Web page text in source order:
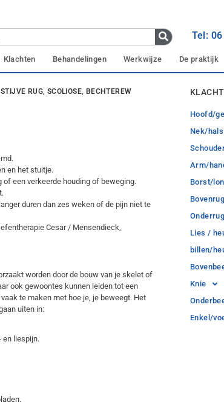
Tel:
Klachten Behandelingen Werkwijze De praktijk
RUG, SCOLIOSE, BECHTEREW
en het stuitje.
een verkeerde houding of beweging.
duren dan zes weken of de pijn niet te
Cesar / Mensendieck,
worden door de bouw van je skelet of
ook gewoontes kunnen leiden tot een
te maken met hoe je, je beweegt. Het
uiten in:
en liespijn.
Hoofd/
Nek/hals
Arm/
Borst/
Bovenrug
Onderrug
Lies /
billen/
Knie
Enkel/